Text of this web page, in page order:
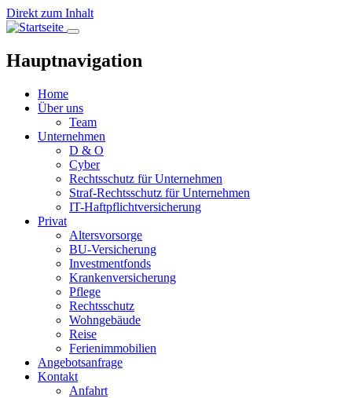
Direkt zum Inhalt
Hauptnavigation
Home
Über uns
Team
Unternehmen
D & O
Cyber
Rechtsschutz für Unternehmen
Straf-Rechtsschutz für Unternehmen
IT-Haftpflichtversicherung
Privat
Altersvorsorge
BU-Versicherung
Investmentfonds
Krankenversicherung
Pflege
Rechtsschutz
Wohngebäude
Reise
Ferienimmobilien
Angebotsanfrage
Kontakt
Anfahrt